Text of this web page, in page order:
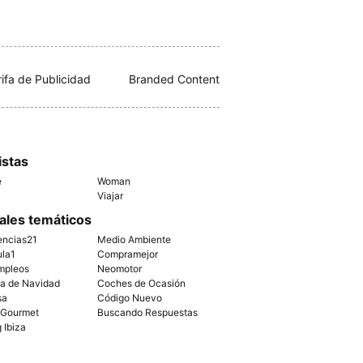
de Publicidad Branded Content
Woman
Viajar
temáticos
Medio Ambiente
Compramejor
Neomotor
de Navidad
Coches de Ocasión
Código Nuevo
Buscando Respuestas
Ibiza